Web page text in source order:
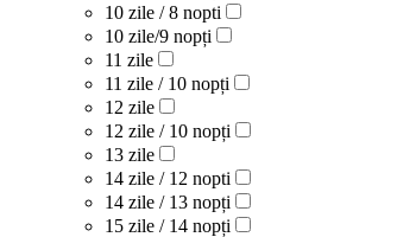
10 zile / 8 nopti
10 zile/9 nopți
11 zile
11 zile / 10 nopți
12 zile
12 zile / 10 nopți
13 zile
14 zile / 12 nopti
14 zile / 13 nopți
15 zile / 14 nopți